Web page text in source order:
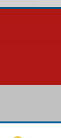
realizará
04.08.2026